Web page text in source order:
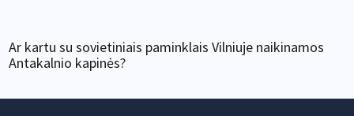
Ar kartu su sovietiniais paminklais Vilniuje naikinamos
Antakalnio kapinės?